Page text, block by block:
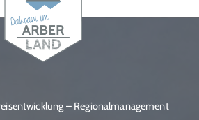
– Regionalmanagement